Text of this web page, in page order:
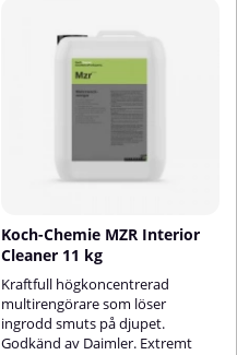
Koch-Chemie MZR Interior
Cleaner 11 kg
Kraftfull högkoncentrerad
multirengörare som löser
ingrodd smuts på djupet.
Godkänd av Daimler. Extremt